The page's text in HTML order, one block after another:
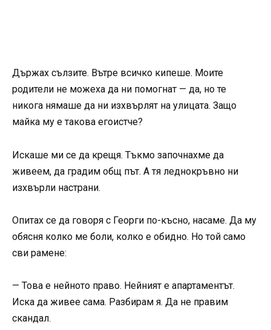
Държах сълзите. Вътре всичко кипеше. Моите
родители не можеха да ни помогнат — да, но те
никога нямаше да ни изхвърлят на улицата. Защо
майка му е такова егоистче?
Искаше ми се да крещя. Тъкмо започнахме да
живеем, да градим общ път. А тя леднокръвно ни
изхвърли настрани.
Опитах се да говоря с Георги по-късно, насаме. Да му
обясня колко ме боли, колко е обидно. Но той само
сви рамене:
— Това е нейното право. Нейният е апартаментът.
Иска да живее сама. Разбирам я. Да не правим
скандал.